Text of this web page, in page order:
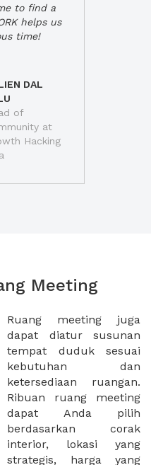
to find a
helps us
time!
DAL
of
at
Hacking
Meeting